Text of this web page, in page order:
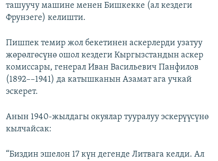
ташуучу машине менен Бишкекке (ал кездеги
Фрунзеге) келишти.
Пишпек темир жол бекетинен аскерлерди узатуу
жөрөлгөсүнө ошол кездеги Кыргызстандын аскер
комиссары, генерал Иван Васильевич Панфилов
(1892––1941) да катышканын Азамат ага учкай
эскерет.
Анын 1940-жылдагы окуялар тууралуу эскерүүсүнө
кылчайсак:
“Биздин эшелон 17 күн дегенде Литвага келди. Ал